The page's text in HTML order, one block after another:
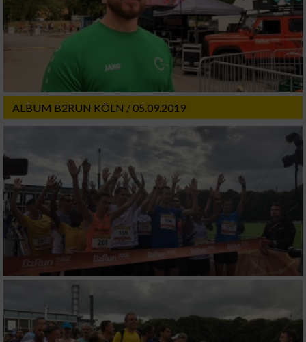
ALBUM B2RUN KÖLN / 05.09.2019